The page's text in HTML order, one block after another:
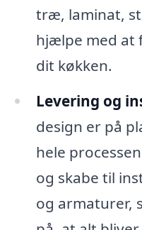
træ, laminat,
hjælpe med at
dit køkken.
Levering og
design er på
hele
og skabe til
og armaturer,